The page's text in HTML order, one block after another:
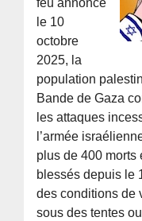
feu annoncé
le 10
octobre
2025, la
population
Bande de Gaza
les attaques
l’armée
plus de 400 morts
blessés depuis le
des conditions de
sous des tentes